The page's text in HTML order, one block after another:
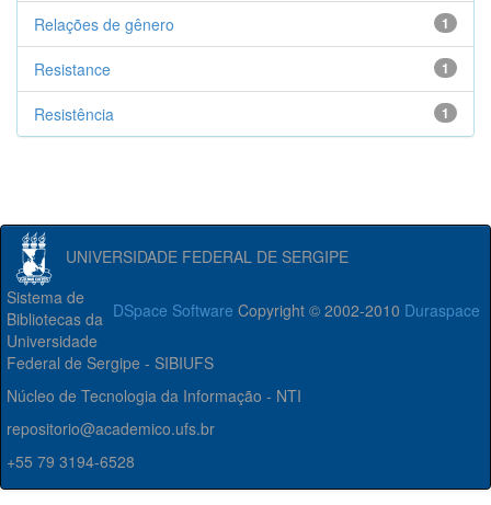
1
Relações de gênero
1
Resistance
1
Resistência
UNIVERSIDADE FEDERAL DE SERGIPE
DSpace Software Copyright © 2002-2010 Duraspace
Sistema de
Bibliotecas da
Universidade
Federal de Sergipe - SIBIUFS
Núcleo de Tecnologia da Informação - NTI
repositorio@academico.ufs.br
+55 79 3194-6528